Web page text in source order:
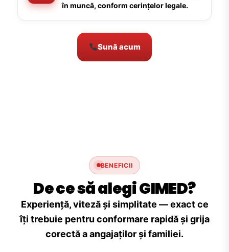
în muncă, conform cerințelor legale.
Sună acum
BENEFICII
De ce să alegi GIMED?
Experiență, viteză și simplitate — exact ce
îți trebuie pentru conformare rapidă și grija
corectă a angajaților și familiei.